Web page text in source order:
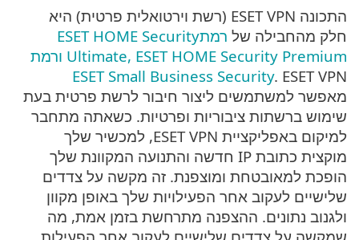
התכונה ESET VPN (רשת וירטואלית פרטית) היא
חלק מהחבילה של
רמתESET HOME Security
Ultimate, ESET HOME Security Premium ורמת
ESET Small Business Security. ESET VPN
מאפשר למשתמשים ליצור חיבור לרשת פרטית בעת
שימוש ברשתות ציבוריות ופרטיות. כשאתה מתחבר
למיקום באפליקציית ESET VPN, למכשיר שלך
מוקצית כתובת IP חדשה והתנועה המקוונת שלך
הופכת למאובטחת ומוצפנת. זה מקשה על צדדים
שלישיים לעקוב אחר הפעילויות שלך באופן מקוון
ולגנוב נתונים. ההצפנה מתרחשת בזמן אמת, מה